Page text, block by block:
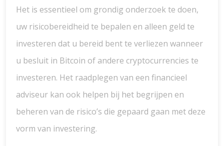
Het is essentieel om grondig onderzoek te doen,
uw risicobereidheid te bepalen en alleen geld te
investeren dat u bereid bent te verliezen wanneer
u besluit in Bitcoin of andere cryptocurrencies te
investeren. Het raadplegen van een financieel
adviseur kan ook helpen bij het begrijpen en
beheren van de risico’s die gepaard gaan met deze
vorm van investering.